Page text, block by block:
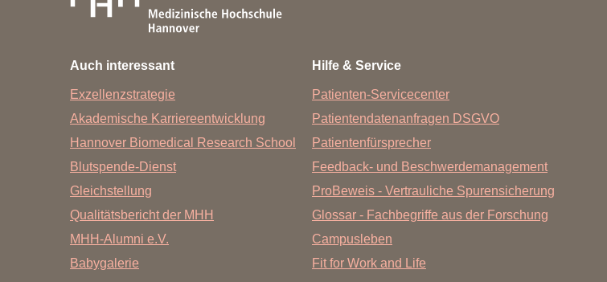
Auch interessant
Exzellenzstrategie
Akademische Karriereentwicklung
Hannover Biomedical Research School
Blutspende-Dienst
Gleichstellung
Qualitätsbericht der MHH
MHH-Alumni e.V.
Babygalerie
Hilfe & Service
Patienten-Servicecenter
Patientendatenanfragen DSGVO
Patientenfürsprecher
Feedback- und Beschwerdemanagement
ProBeweis - Vertrauliche Spurensicherung
Glossar - Fachbegriffe aus der Forschung
Campusleben
Fit for Work and Life